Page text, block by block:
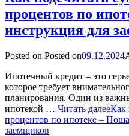
процентов по
инструкция для
Posted on Posted on09.12.2024
Ипотечный кредит – это
которое требует
планирования. Один из
ипотекой … Читать далееКак
процентов по ипотеке –
заемщиков